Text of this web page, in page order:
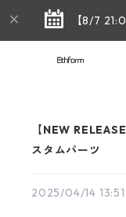
【8/7
【NEW
スタムパーツ
2025/04/14 13:51